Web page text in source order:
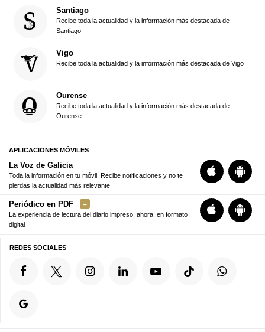
Santiago
Recibe toda la actualidad y la información más destacada de
Santiago
Vigo
Recibe toda la actualidad y la información más destacada de Vigo
Ourense
Recibe toda la actualidad y la información más destacada de
Ourense
APLICACIONES MÓVILES
La Voz de Galicia
Toda la información en tu móvil. Recibe notificaciones y no te
pierdas la actualidad más relevante
Periódico en PDF
La experiencia de lectura del diario impreso, ahora, en formato
digital
REDES SOCIALES